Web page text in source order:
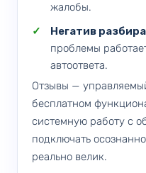
жалобы.
Негатив
проблемы
автоответа.
Отзывы —
бесплатном
системную работу с
подключать
реально велик.